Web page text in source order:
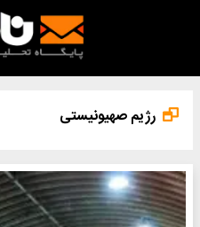
رژیم صهیونیستی